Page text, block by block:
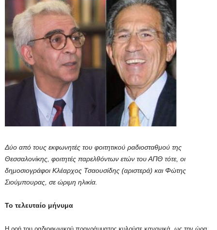
Δύο από τους εκφωνητές του φοιτητικού ραδιοσταθμού της
Θεσσαλονίκης, φοιτητές παρελθόντων ετών του ΑΠΘ τότε, οι
δημοσιογράφοι Κλέαρχος Τσαουσίδης (αριστερά) και Φώτης
Σιούμπουρας, σε ώριμη ηλικία.
Το τελευταίο μήνυμα